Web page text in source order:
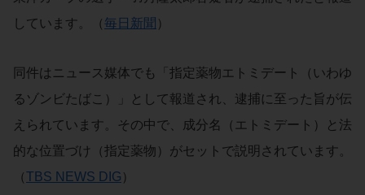
しています。（毎日新聞 ）
同件はニュース媒体でも「指定薬物エトミデート（いわゆ
るゾンビたばこ）」として報道され、逮捕に至った旨が伝
えられています。その中で、成分名（エトミデート）と法
的な位置づけ（指定薬物）がセットで説明されています。
（TBS NEWS DIG ）